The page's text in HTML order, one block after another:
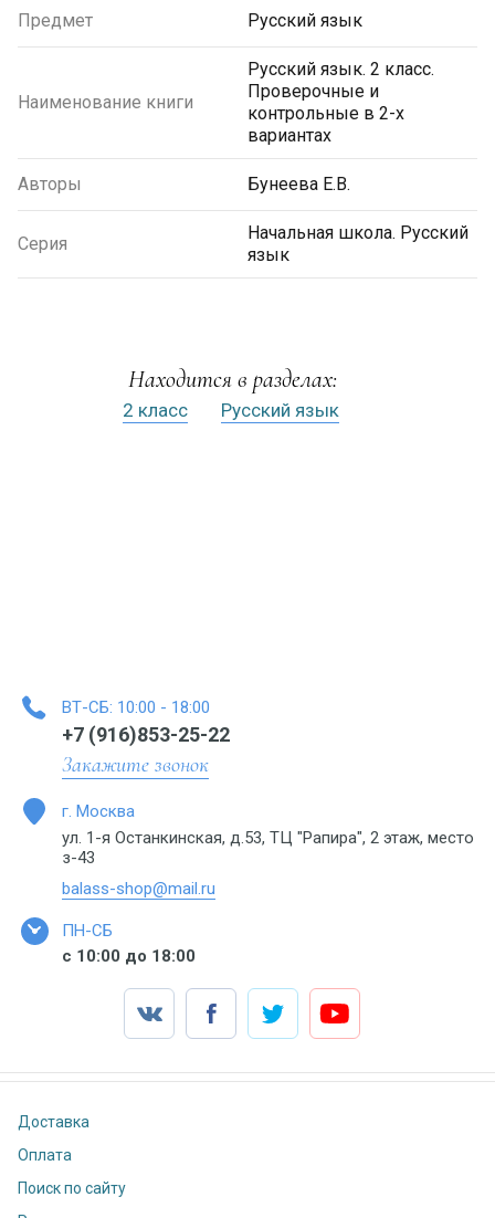
Предмет Русский язык
Наименование книги
Русский язык. 2 класс.
Проверочные и
контрольные в 2-х
вариантах
Авторы Бунеева Е.В.
Серия
Начальная школа. Русский
язык
Находится в разделах:
2 класс Русский язык
ВТ-СБ: 10:00 - 18:00
+7 (916)853-25-22
Закажите звонок
г. Москва
ул. 1-я Останкинская, д.53, ТЦ "Рапира", 2 этаж, место
з-43
balass-shop@mail.ru
ПН-СБ
с 10:00 до 18:00
Доставка
Оплата
Поиск по сайту